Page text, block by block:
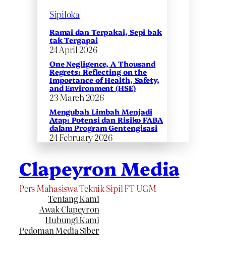
Sipiloka
Ramai dan Terpakai, Sepi bak
tak Tergapai
24 April 2026
One Negligence, A Thousand
Regrets: Reflecting on the
Importance of Health, Safety,
and Environment (HSE)
23 March 2026
Mengubah Limbah Menjadi
Atap: Potensi dan Risiko FABA
dalam Program Gentengisasi
24 February 2026
Clapeyron Media
Pers Mahasiswa Teknik Sipil FT UGM
Tentang Kami
Awak Clapeyron
Hubungi Kami
Pedoman Media Siber